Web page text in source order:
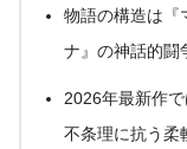
物語の構造は『
ナ』の神話的闘
2026年最新作で
不条理に抗う柔